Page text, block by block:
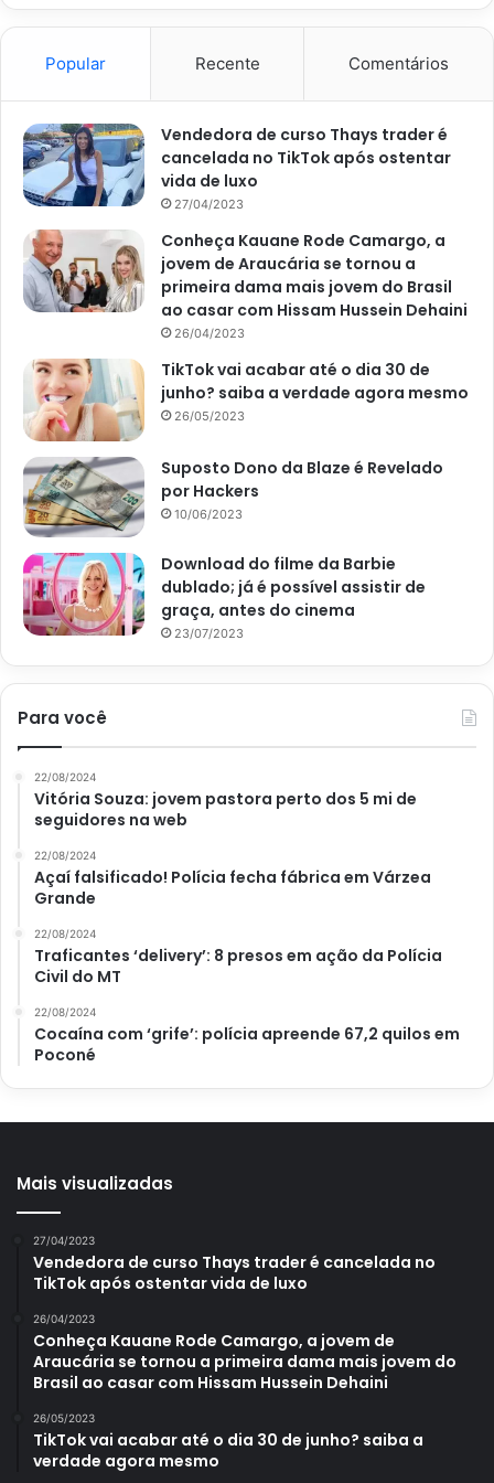
4 drinks sem álcool para quem quer aproveitar a virada do ano
com uma bebida especial – Reprodução Canva
3. Drink sem álcool que ajuda na
digestão
Segundo uma matéria do site
dezembro de 2020, por Verônica Laino, esse drink, além
de ser ótimo para quem não gosta de álcool, também alivia
a sensação de estômago pesado, algo comum nas ceias
de fim de ano.
Para fazer em casa, primeiro prepare dois sachês de chá
de hortelã, feitos em água quente. Em seguida, também
em água quente, coloque rodelas de pepino e deixe
folhas de hortelã para decorar.
4. Bebida não alcoólica refrescante
Por último, trazemos esse drink sem álcool para refrescar
banana madura congelada e pique em pedaços e pique 10
lichias removendo seus caroços.Em seguida, coloque 5
lichias picadas no liquidificador, a banana e água ou leite
de amêndoa.
Bata tudo até ficar homogêneo e cremoso. Então, passe
Popular Recente Comentários
Vendedora de curso Thays trader é
cancelada no TikTok após ostentar
vida de luxo
27/04/2023
Conheça Kauane Rode Camargo, a
jovem de Araucária se tornou a
primeira dama mais jovem do Brasil
ao casar com Hissam Hussein Dehaini
26/04/2023
TikTok vai acabar até o dia 30 de
junho? saiba a verdade agora mesmo
26/05/2023
Suposto Dono da Blaze é Revelado
por Hackers
10/06/2023
Download do filme da Barbie
dublado; já é possível assistir de
graça, antes do cinema
23/07/2023
Para você
22/08/2024
Vitória Souza: jovem pastora perto dos 5 mi de
seguidores na web
22/08/2024
Açaí falsificado! Polícia fecha fábrica em Várzea
Grande
22/08/2024
Traficantes ‘delivery’: 8 presos em ação da Polícia
Civil do MT
22/08/2024
Cocaína com ‘grife’: polícia apreende 67,2 quilos em
Poconé
Mais visualizadas
27/04/2023
Vendedora de curso Thays trader é cancelada no
TikTok após ostentar vida de luxo
26/04/2023
Conheça Kauane Rode Camargo, a jovem de
Araucária se tornou a primeira dama mais jovem do
Brasil ao casar com Hissam Hussein Dehaini
26/05/2023
TikTok vai acabar até o dia 30 de junho? saiba a
verdade agora mesmo